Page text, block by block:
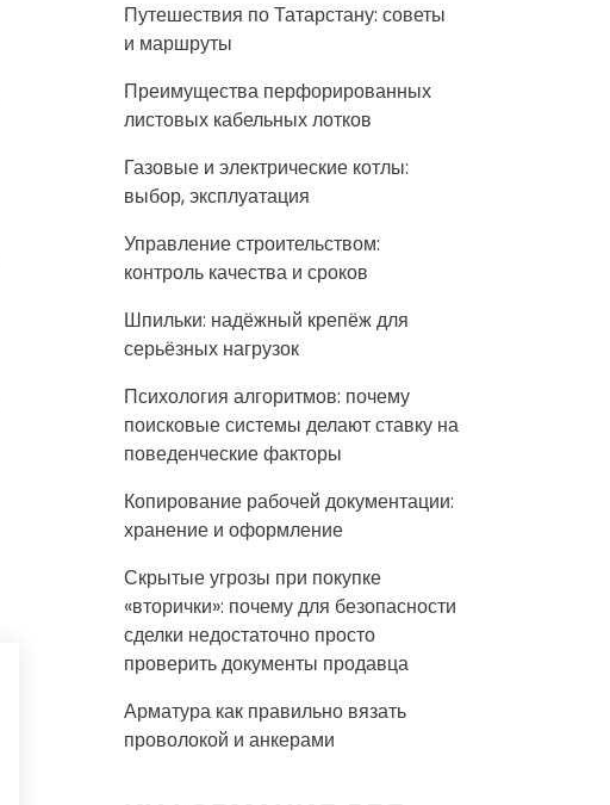
Путешествия по Татарстану: советы
и маршруты
Преимущества перфорированных
листовых кабельных лотков
Газовые и электрические котлы:
выбор, эксплуатация
Управление строительством:
контроль качества и сроков
Шпильки: надёжный крепёж для
серьёзных нагрузок
Психология алгоритмов: почему
поисковые системы делают ставку на
поведенческие факторы
Копирование рабочей документации:
хранение и оформление
Скрытые угрозы при покупке
«вторички»: почему для безопасности
сделки недостаточно просто
проверить документы продавца
Арматура как правильно вязать
проволокой и анкерами